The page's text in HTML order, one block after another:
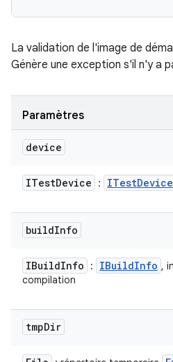
La validation de l'image de
Génère une exception s'il n'y a
Paramètres
device
ITestDevice : ITestDevice
buildInfo
IBuildInfo : IBuildInfo ,
compilation
tmpDir